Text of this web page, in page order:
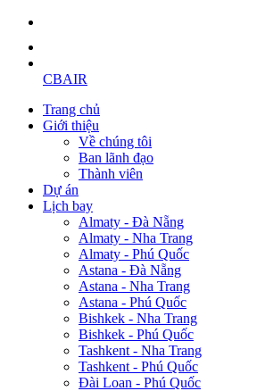
CBAIR
Trang chủ
Giới thiệu
Về chúng tôi
Ban lãnh đạo
Thành viên
Dự án
Lịch bay
Almaty - Đà Nẵng
Almaty - Nha Trang
Almaty - Phú Quốc
Astana - Đà Nẵng
Astana - Nha Trang
Astana - Phú Quốc
Bishkek - Nha Trang
Bishkek - Phú Quốc
Tashkent - Nha Trang
Tashkent - Phú Quốc
Đài Loan - Phú Quốc